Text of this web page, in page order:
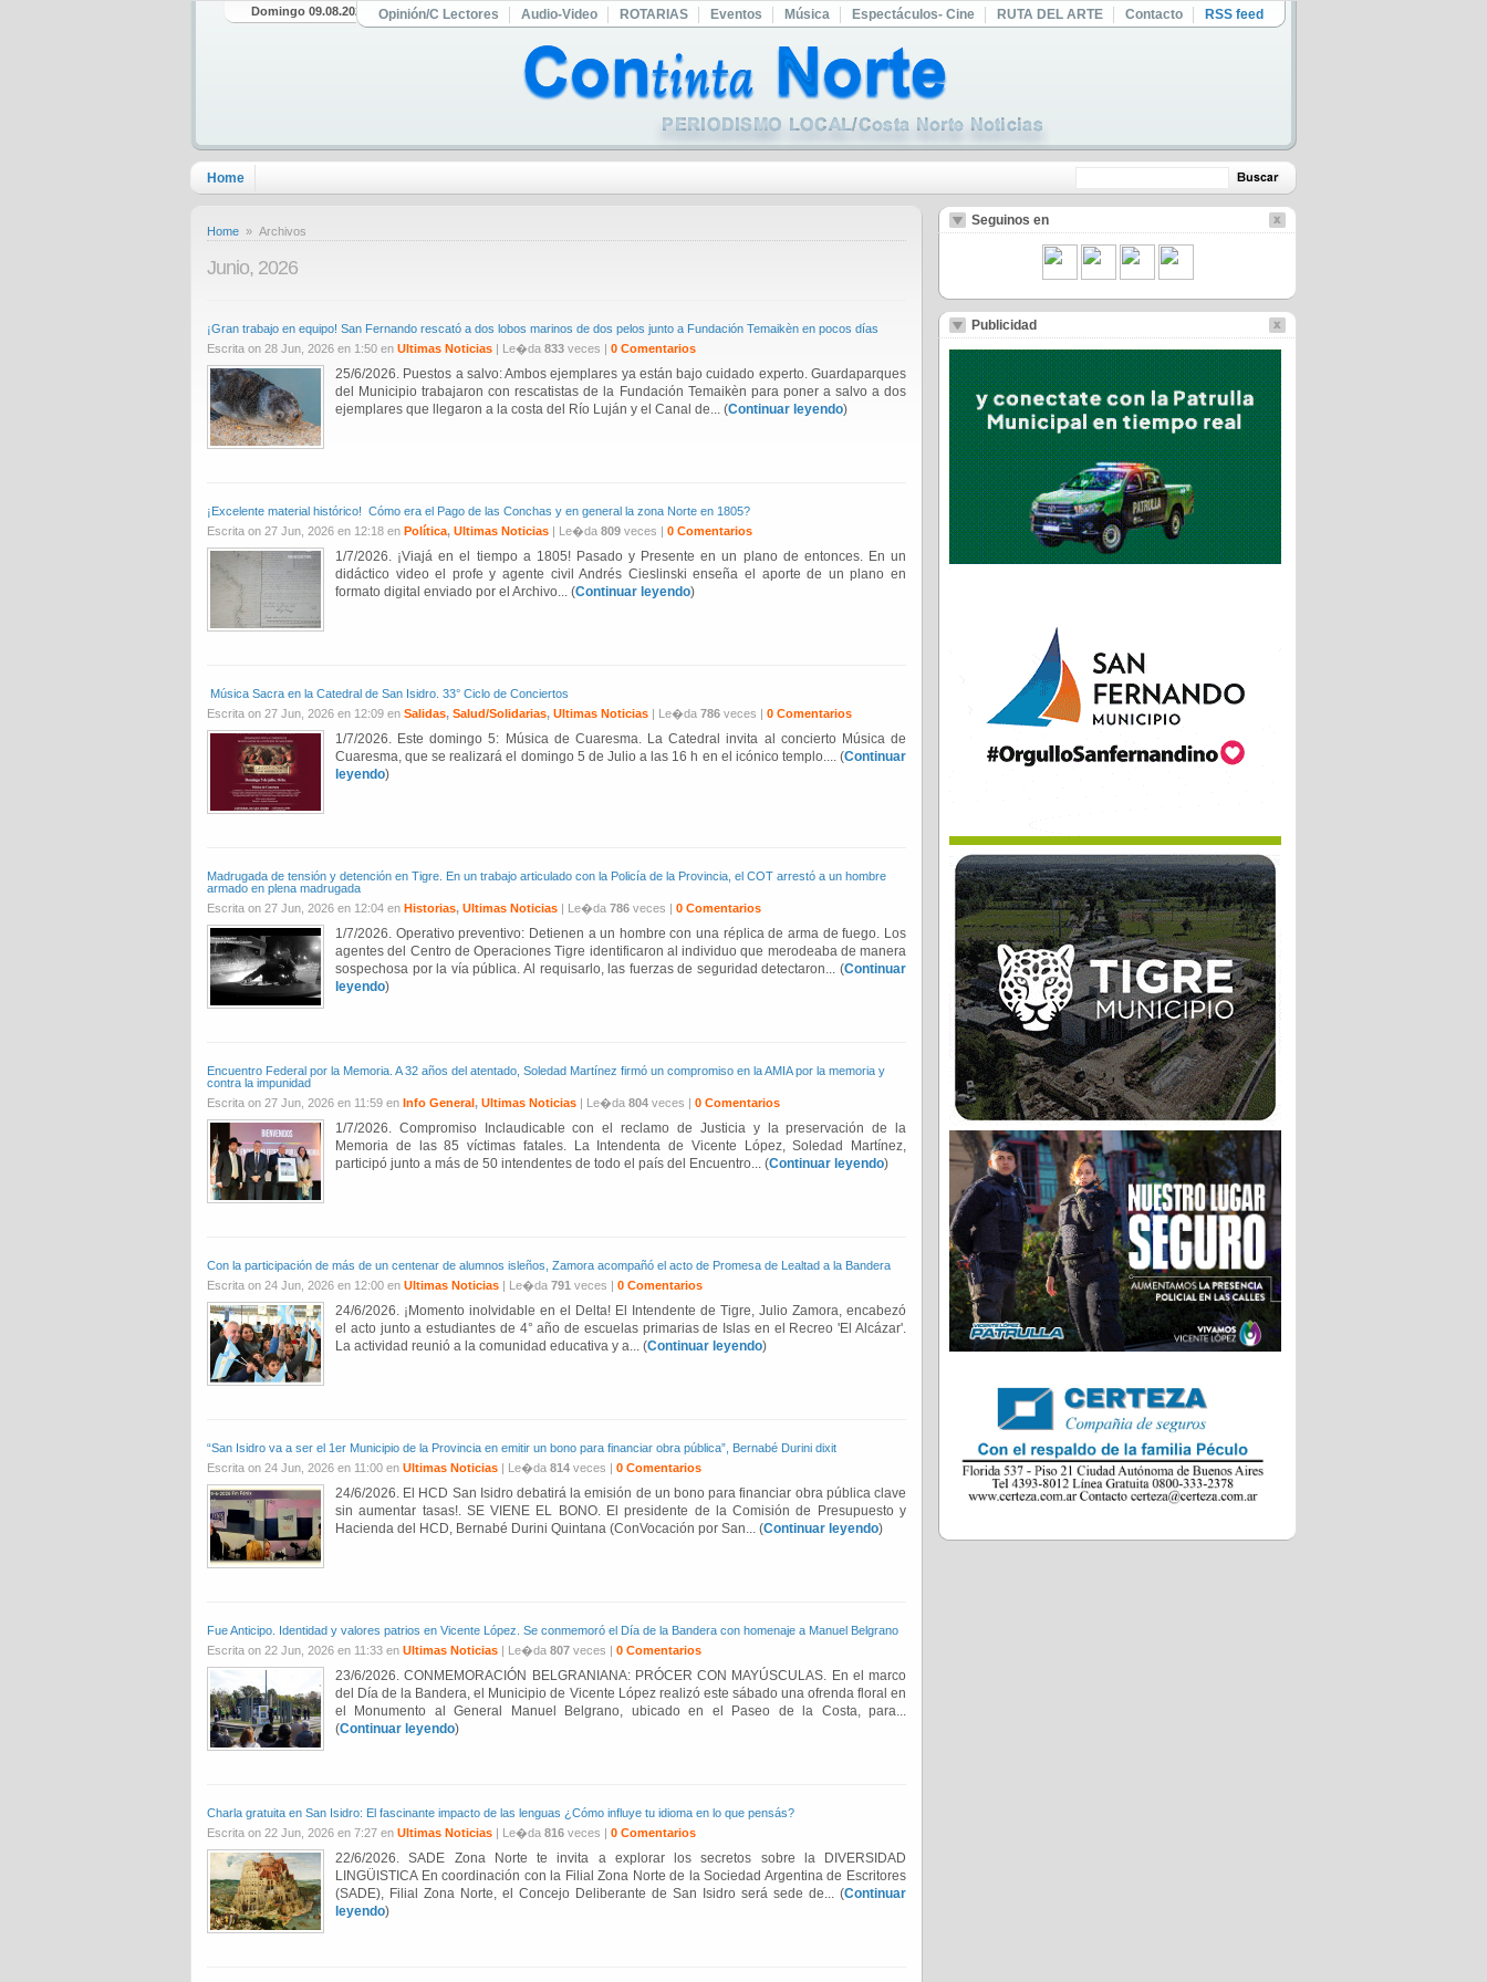
Domingo 09.08.2026 Opinión/C Lectores Audio-Video ROTARIAS Eventos Música Espectáculos- Cine RUTA DEL ARTE Contacto RSS feed
Home
Home » Archivos
Junio, 2026
¡Gran trabajo en equipo! San Fernando rescató a dos lobos marinos de dos pelos junto a Fundación Temaikèn en pocos días
Escrita on 28 Jun, 2026 en 1:50 en Ultimas Noticias | Le�da 833 veces | 0 Comentarios
25/6/2026. Puestos a salvo: Ambos ejemplares ya están bajo cuidado experto. Guardaparques
del Municipio trabajaron con rescatistas de la Fundación Temaikèn para poner a salvo a dos
ejemplares que llegaron a la costa del Río Luján y el Canal de... (Continuar leyendo)
¡Excelente material histórico! Cómo era el Pago de las Conchas y en general la zona Norte en 1805?
Escrita on 27 Jun, 2026 en 12:18 en Política, Ultimas Noticias | Le�da 809 veces | 0 Comentarios
1/7/2026. ¡Viajá en el tiempo a 1805! Pasado y Presente en un plano de entonces. En un
didáctico video el profe y agente civil Andrés Cieslinski enseña el aporte de un plano en
formato digital enviado por el Archivo... (Continuar leyendo)
Música Sacra en la Catedral de San Isidro. 33° Ciclo de Conciertos
Escrita on 27 Jun, 2026 en 12:09 en Salidas, Salud/Solidarias, Ultimas Noticias | Le�da 786 veces | 0 Comentarios
1/7/2026. Este domingo 5: Música de Cuaresma. La Catedral invita al concierto Música de
Cuaresma, que se realizará el domingo 5 de Julio a las 16 h en el icónico templo.... (Continuar
leyendo)
Madrugada de tensión y detención en Tigre. En un trabajo articulado con la Policía de la Provincia, el COT arrestó a un hombre
armado en plena madrugada
Escrita on 27 Jun, 2026 en 12:04 en Historias, Ultimas Noticias | Le�da 786 veces | 0 Comentarios
1/7/2026. Operativo preventivo: Detienen a un hombre con una réplica de arma de fuego. Los
agentes del Centro de Operaciones Tigre identificaron al individuo que merodeaba de manera
sospechosa por la vía pública. Al requisarlo, las fuerzas de seguridad detectaron... (Continuar
leyendo)
Encuentro Federal por la Memoria. A 32 años del atentado, Soledad Martínez firmó un compromiso en la AMIA por la memoria y
contra la impunidad
Escrita on 27 Jun, 2026 en 11:59 en Info General, Ultimas Noticias | Le�da 804 veces | 0 Comentarios
1/7/2026. Compromiso Inclaudicable con el reclamo de Justicia y la preservación de la
Memoria de las 85 víctimas fatales. La Intendenta de Vicente López, Soledad Martínez,
participó junto a más de 50 intendentes de todo el país del Encuentro... (Continuar leyendo)
Con la participación de más de un centenar de alumnos isleños, Zamora acompañó el acto de Promesa de Lealtad a la Bandera
Escrita on 24 Jun, 2026 en 12:00 en Ultimas Noticias | Le�da 791 veces | 0 Comentarios
24/6/2026. ¡Momento inolvidable en el Delta! El Intendente de Tigre, Julio Zamora, encabezó
el acto junto a estudiantes de 4° año de escuelas primarias de Islas en el Recreo 'El Alcázar'.
La actividad reunió a la comunidad educativa y a... (Continuar leyendo)
“San Isidro va a ser el 1er Municipio de la Provincia en emitir un bono para financiar obra pública”, Bernabé Durini dixit
Escrita on 24 Jun, 2026 en 11:00 en Ultimas Noticias | Le�da 814 veces | 0 Comentarios
24/6/2026. El HCD San Isidro debatirá la emisión de un bono para financiar obra pública clave
sin aumentar tasas!. SE VIENE EL BONO. El presidente de la Comisión de Presupuesto y
Hacienda del HCD, Bernabé Durini Quintana (ConVocación por San... (Continuar leyendo)
Fue Anticipo. Identidad y valores patrios en Vicente López. Se conmemoró el Día de la Bandera con homenaje a Manuel Belgrano
Escrita on 22 Jun, 2026 en 11:33 en Ultimas Noticias | Le�da 807 veces | 0 Comentarios
23/6/2026. CONMEMORACIÓN BELGRANIANA: PRÓCER CON MAYÚSCULAS. En el marco
del Día de la Bandera, el Municipio de Vicente López realizó este sábado una ofrenda floral en
el Monumento al General Manuel Belgrano, ubicado en el Paseo de la Costa, para...
(Continuar leyendo)
Charla gratuita en San Isidro: El fascinante impacto de las lenguas ¿Cómo influye tu idioma en lo que pensás?
Escrita on 22 Jun, 2026 en 7:27 en Ultimas Noticias | Le�da 816 veces | 0 Comentarios
22/6/2026. SADE Zona Norte te invita a explorar los secretos sobre la DIVERSIDAD
LINGÜISTICA En coordinación con la Filial Zona Norte de la Sociedad Argentina de Escritores
(SADE), Filial Zona Norte, el Concejo Deliberante de San Isidro será sede de... (Continuar
leyendo)
Seguinos en
Publicidad